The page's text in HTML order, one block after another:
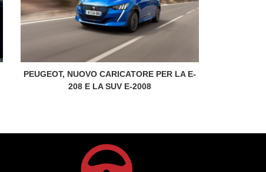
PEUGEOT, NUOVO CARICATORE PER LA E-
208 E LA SUV E-2008